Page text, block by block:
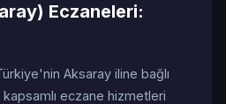
Eczaneleri:
Aksaray iline bağlı
eczane hizmetleri